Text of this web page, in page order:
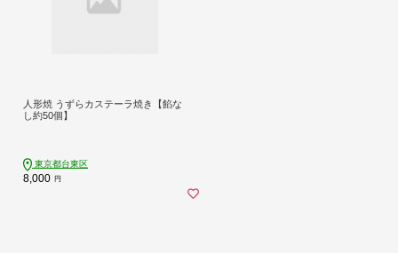
人形焼 うずらカステーラ焼き【餡な
し約50個】
東京都台東区
8,000 円